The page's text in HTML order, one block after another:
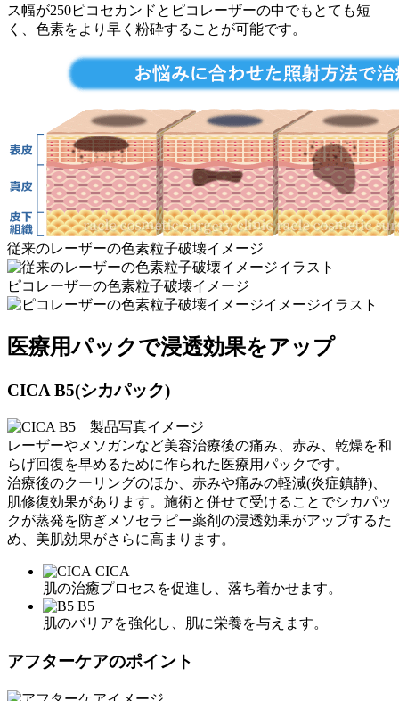
ス幅が250ピコセカンドとピコレーザーの中でもとても短
く、色素をより早く粉砕することが可能です。
従来のレーザーの色素粒子破壊イメージ
ピコレーザーの色素粒子破壊イメージ
医療用パックで浸透効果をアップ
CICA B5(シカパック)
レーザーやメソガンなど美容治療後の痛み、赤み、乾燥を和
らげ回復を早めるために作られた医療用パックです。
治療後のクーリングのほか、赤みや痛みの軽減(炎症鎮静)、
肌修復効果があります。施術と併せて受けることでシカパッ
クが蒸発を防ぎメソセラピー薬剤の浸透効果がアップするた
め、美肌効果がさらに高まります。
CICA
肌の治癒プロセスを促進し、落ち着かせます。
B5
肌のバリアを強化し、肌に栄養を与えます。
アフターケアのポイント